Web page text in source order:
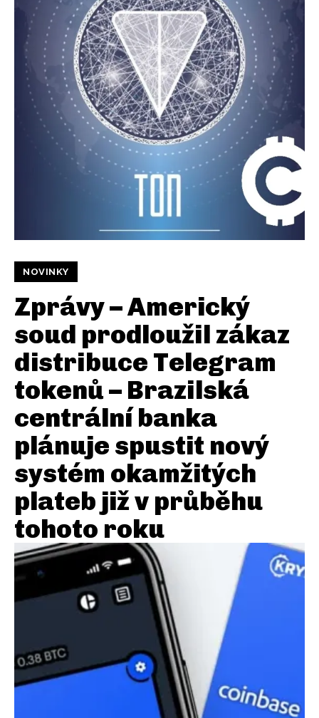
NOVINKY
Zprávy – Americký
soud prodloužil zákaz
distribuce Telegram
tokenů – Brazilská
centrální banka
plánuje spustit nový
systém okamžitých
plateb již v průběhu
tohoto roku